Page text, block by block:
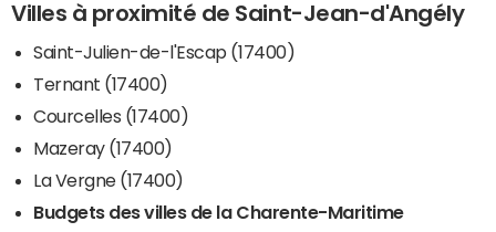
Villes à proximité de Saint-Jean-d'Angély
Saint-Julien-de-l'Escap (17400)
Ternant (17400)
Courcelles (17400)
Mazeray (17400)
La Vergne (17400)
Budgets des villes de la Charente-Maritime